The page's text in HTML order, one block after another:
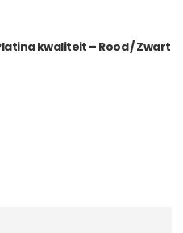
kwaliteit – Rood / Zwart